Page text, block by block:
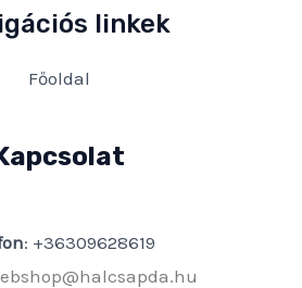
linkek
Főoldal
: +36309628619